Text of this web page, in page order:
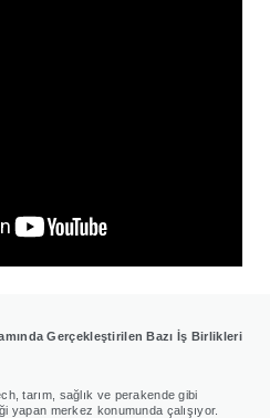
Gerçekleştirilen Bazı İş Birlikleri
tarım, sağlık ve perakende gibi
merkez konumunda çalışıyor.